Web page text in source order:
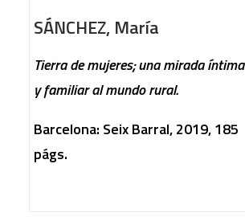
SÁNCHEZ, María
Tierra de mujeres; una mirada íntima
y familiar al mundo rural.
Barcelona: Seix Barral, 2019, 185
págs.